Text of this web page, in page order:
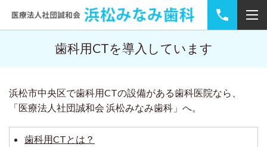
歯科用CTを導入しています
浜松市中央区で歯科用CTの設備がある歯科医院なら、
「医療法人社団誠和会 浜松みなみ歯科」へ。
歯科用CTとは？